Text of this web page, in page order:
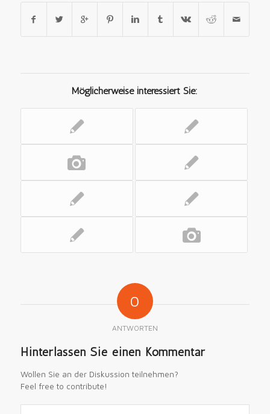
Möglicherweise interessiert Sie:
0
ANTWORTEN
Hinterlassen Sie einen Kommentar
Wollen Sie an der Diskussion teilnehmen?
Feel free to contribute!